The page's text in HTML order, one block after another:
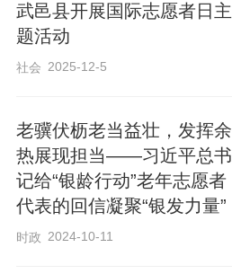
武邑县开展国际志愿者日主
题活动
社会 2025-12-5
老骥伏枥老当益壮，发挥余
热展现担当——习近平总书
记给“银龄行动”老年志愿者
代表的回信凝聚“银发力量”
时政 2024-10-11